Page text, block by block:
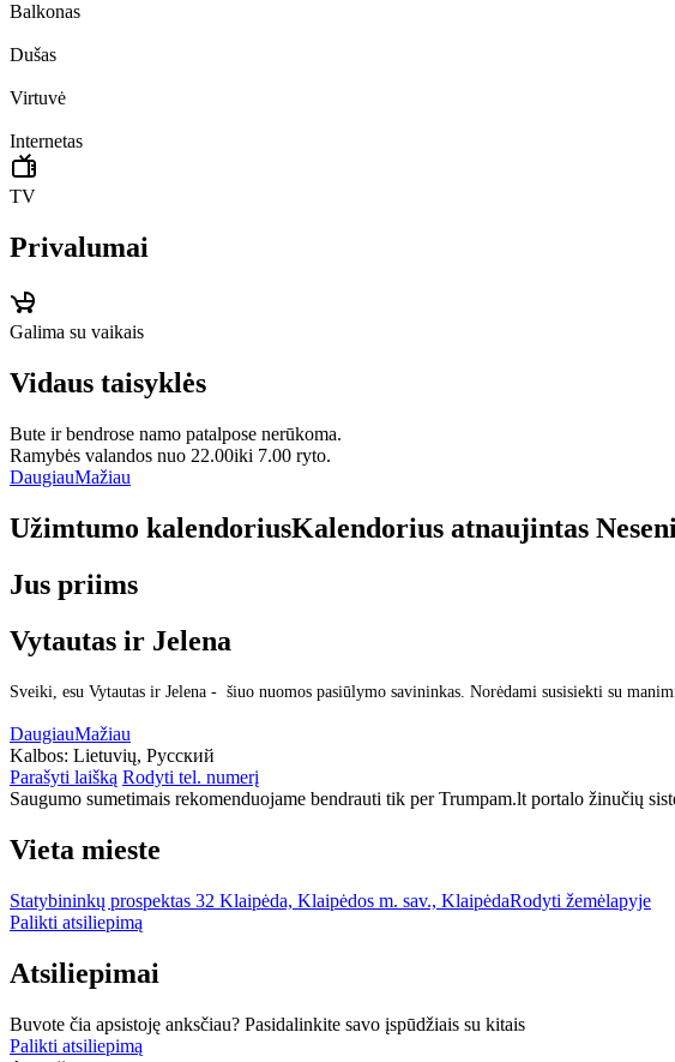
Balkonas
Dušas
Virtuvė
Internetas
TV
Privalumai
Galima su vaikais
Vidaus taisyklės
Bute ir bendrose namo patalpose nerūkoma.
Ramybės valandos nuo 22.00iki 7.00 ryto.
DaugiauMažiau
Užimtumo kalendoriusKalendorius atnaujintas
Jus priims
Vytautas ir Jelena
Sveiki, esu Vytautas ir Jelena - šiuo nuomos pasiūlymo savininkas. Norėdami susisiekti su
DaugiauMažiau
Kalbos: Lietuvių, Русский
Parašyti laišką Rodyti tel. numerį
Saugumo sumetimais rekomenduojame bendrauti tik per Trumpam.lt portalo žinučių
Vieta mieste
Statybininkų prospektas 32 Klaipėda, Klaipėdos m. sav., KlaipėdaRodyti žemėlapyje
Palikti atsiliepimą
Atsiliepimai
Buvote čia apsistoję anksčiau? Pasidalinkite savo įspūdžiais su kitais
Palikti atsiliepimą